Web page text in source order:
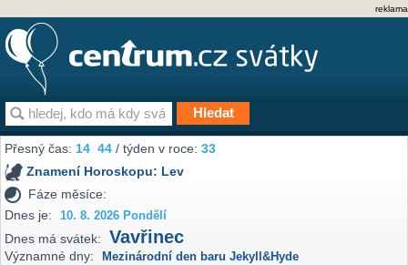
reklama
Přesný čas:14 44 / týden v roce:33
Znamení Horoskopu: Lev
Fáze měsíce:
Dnes je:
10. 8. 2026 Pondělí
Dnes má svátek: Vavřinec
Významné dny: Mezinárodní den baru Jekyll&Hyde